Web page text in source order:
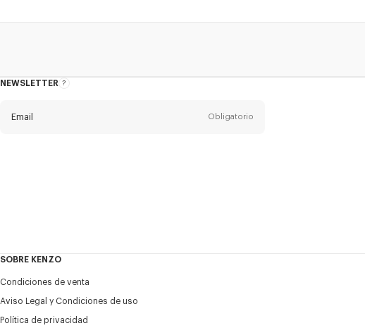
NEWSLETTER
Acerca
Email Obligatorio
Appelido*
SOBRE KENZO
Condiciones de venta
Aviso Legal y Condiciones de uso
Política de privacidad